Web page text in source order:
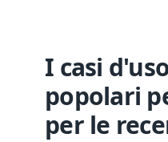
I casi
popolari
per le